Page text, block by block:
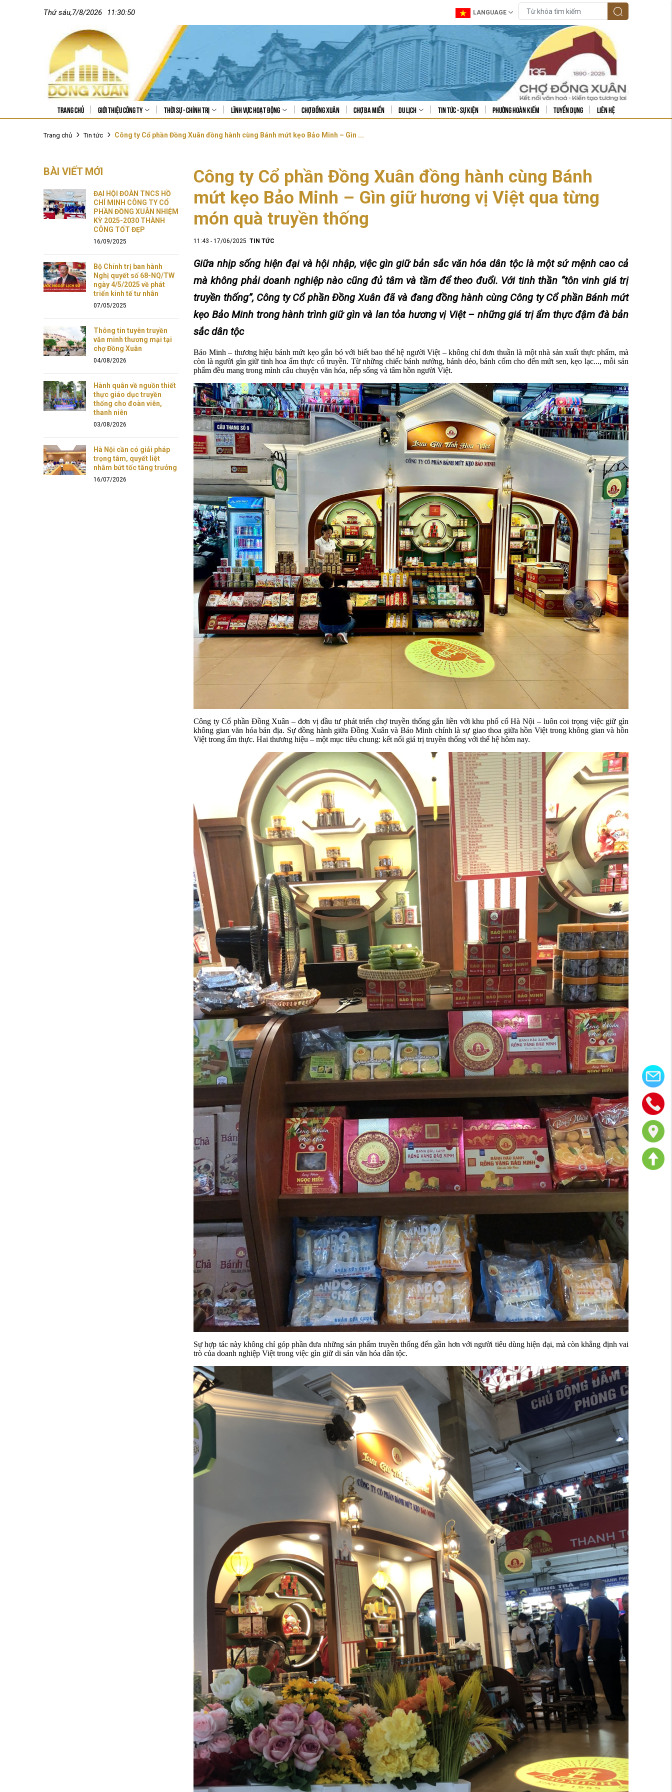
Thứ sáu,7/8/2026 11:30:52 LANGUAGE
Trang chủ Giới thiệu công ty Thời sự - Chính trị Lĩnh vực hoạt động Chợ Đồng Xuân Chợ Ba Miền Du lịch Tin tức - sự kiện Phường Hoàn Kiếm Tuyển dụng Liên hệ
Trang chủ Tin tức Công ty Cổ phần Đồng Xuân đồng hành cùng Bánh mứt kẹo Bảo Minh – Gìn ...
BÀI VIẾT MỚI
ĐẠI HỘI ĐOÀN TNCS HỒ
CHÍ MINH CÔNG TY CỔ
PHẦN ĐỒNG XUÂN NHIỆM
KỲ 2025-2030 THÀNH
CÔNG TỐT ĐẸP
16/09/2025
Bộ Chính trị ban hành
Nghị quyết số 68-NQ/TW
ngày 4/5/2025 về phát
triển kinh tế tư nhân
07/05/2025
Thông tin tuyên truyền
văn minh thương mại tại
chợ Đồng Xuân
04/08/2026
Hành quân về nguồn thiết
thực giáo dục truyền
thống cho đoàn viên,
thanh niên
03/08/2026
Hà Nội cần có giải pháp
trọng tâm, quyết liệt
nhằm bứt tốc tăng trưởng
16/07/2026
Công ty Cổ phần Đồng Xuân đồng hành cùng Bánh
mứt kẹo Bảo Minh – Gìn giữ hương vị Việt qua từng
món quà truyền thống
11:43 - 17/06/2025 TIN TỨC
Giữa nhịp sống hiện đại và hội nhập, việc gìn giữ bản sắc văn hóa dân tộc là một sứ mệnh cao cả
mà không phải doanh nghiệp nào cũng đủ tâm và tầm để theo đuổi. Với tinh thần “tôn vinh giá trị
truyền thống”, Công ty Cổ phần Đồng Xuân đã và đang đồng hành cùng Công ty Cổ phần Bánh mứt
kẹo Bảo Minh trong hành trình giữ gìn và lan tỏa hương vị Việt – những giá trị ẩm thực đậm đà bản
sắc dân tộc
Bảo Minh – thương hiệu bánh mứt kẹo gắn bó với biết bao thế hệ người Việt – không chỉ đơn thuần là một nhà sản xuất thực phẩm, mà
còn là người gìn giữ tinh hoa ẩm thực cổ truyền. Từ những chiếc bánh nướng, bánh dẻo, bánh cốm cho đến mứt sen, kẹo lạc..., mỗi sản
phẩm đều mang trong mình câu chuyện văn hóa, nếp sống và tâm hồn người Việt.
Công ty Cổ phần Đồng Xuân – đơn vị đầu tư phát triển chợ truyền thống gắn liền với khu phố cổ Hà Nội – luôn coi trọng việc giữ gìn
không gian văn hóa bản địa. Sự đồng hành giữa Đồng Xuân và Bảo Minh chính là sự giao thoa giữa hồn Việt trong không gian và hồn
Việt trong ẩm thực. Hai thương hiệu – một mục tiêu chung: kết nối giá trị truyền thống với thế hệ hôm nay.
Sự hợp tác này không chỉ góp phần đưa những sản phẩm truyền thống đến gần hơn với người tiêu dùng hiện đại, mà còn khẳng định vai
trò của doanh nghiệp Việt trong việc gìn giữ di sản văn hóa dân tộc.